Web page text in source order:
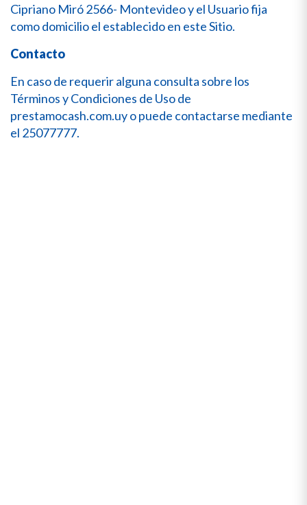
Cipriano Miró 2566- Montevideo y el Usuario fija
como domicilio el establecido en este Sitio.
Contacto
En caso de requerir alguna consulta sobre los
Términos y Condiciones de Uso de
prestamocash.com.uyo puede contactarse mediante
el 25077777.